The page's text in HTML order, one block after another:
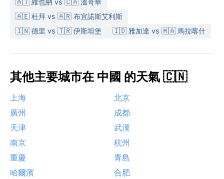
🇦🇪 杜拜 vs 🇦🇷 布宜諾斯艾利斯
🇮🇳 德里 vs 🇹🇷 伊斯坦堡
🇮🇩 雅加達 vs 🇲🇦 馬拉喀什
其他主要城市在 中國 的天氣 🇨🇳
上海
北京
廣州
成都
天津
武漢
南京
杭州
重慶
青島
哈爾濱
合肥